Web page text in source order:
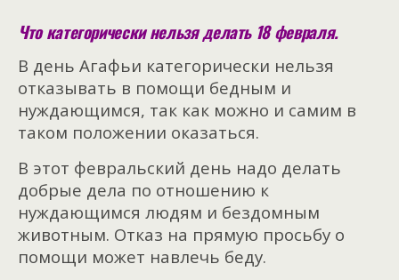
Что категорически нельзя делать 18 февраля.
В день Агафьи категорически нельзя
отказывать в помощи бедным и
нуждающимся, так как можно и самим в
таком положении оказаться.
В этот февральский день надо делать
добрые дела по отношению к
нуждающимся людям и бездомным
животным. Отказ на прямую просьбу о
помощи может навлечь беду.